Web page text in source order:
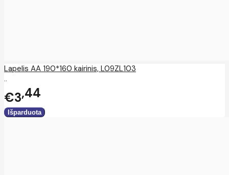
Lapelis AA 190*160 kairinis, L09ZL103
..
€3 44